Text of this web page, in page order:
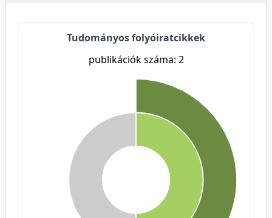
Tudományos folyóiratcikkek
publikációk száma: 2